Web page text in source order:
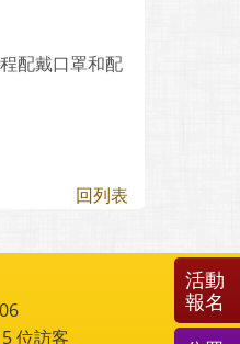
配戴口罩和配
回列表
位訪客
活動
報名